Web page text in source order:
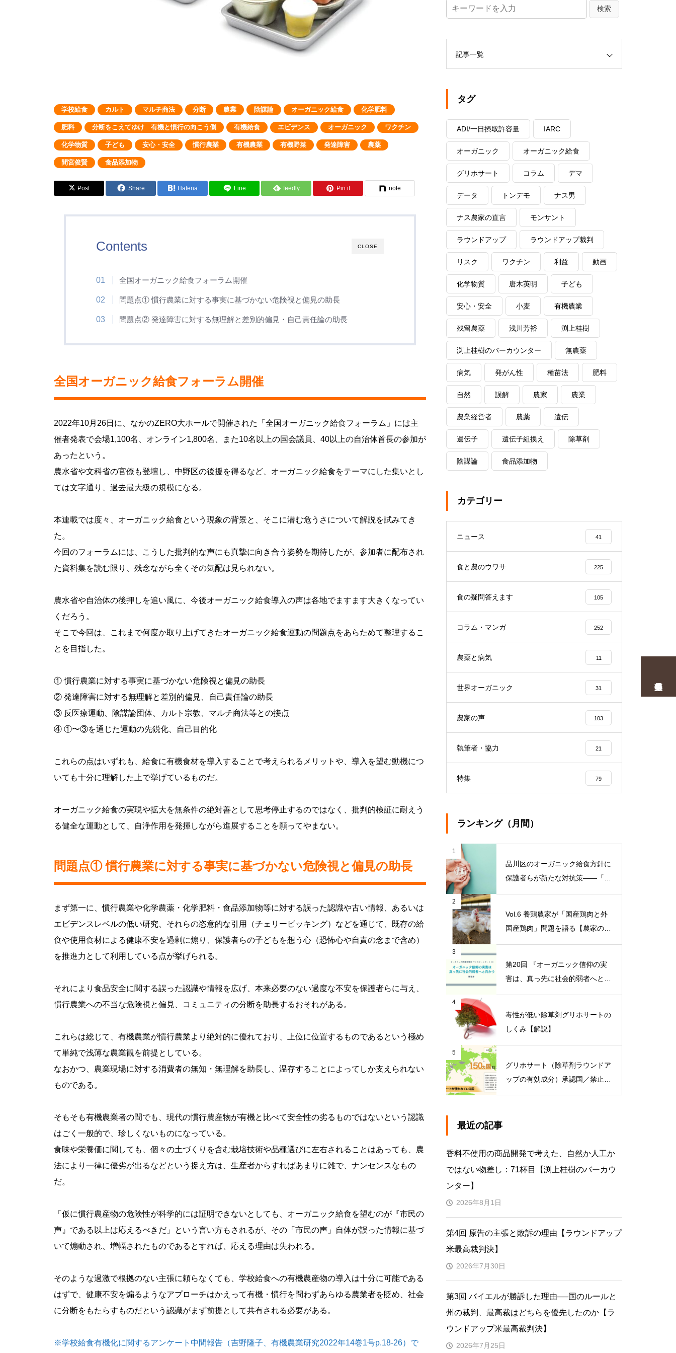
学校給食 カルト マルチ商法 分断 農業 陰謀論 オーガニック給食 化学肥料
肥料 分断をこえてゆけ 有機と慣行の向こう側 有機給食 エビデンス オーガニック ワクチン
化学物質 子ども 安心・安全 慣行農業 有機農業 有機野菜 発達障害 農薬
間宮俊賢 食品添加物
Post Share Hatena Line feedly Pin it note
CLOSE
Contents
全国オーガニック給食フォーラム開催
問題点① 慣行農業に対する事実に基づかない危険視と偏見の助長
問題点② 発達障害に対する無理解と差別的偏見・自己責任論の助長
全国オーガニック給食フォーラム開催
2022年10月26日に、なかのZERO大ホールで開催された「全国オーガニック給食フォーラム」には主
催者発表で会場1,100名、オンライン1,800名、また10名以上の国会議員、40以上の自治体首長の参加が
あったという。
農水省や文科省の官僚も登壇し、中野区の後援を得るなど、オーガニック給食をテーマにした集いとし
ては文字通り、過去最大級の規模になる。
本連載では度々、オーガニック給食という現象の背景と、そこに潜む危うさについて解説を試みてき
た。
今回のフォーラムには、こうした批判的な声にも真摯に向き合う姿勢を期待したが、参加者に配布され
た資料集を読む限り、残念ながら全くその気配は見られない。
農水省や自治体の後押しを追い風に、今後オーガニック給食導入の声は各地でますます大きくなってい
くだろう。
そこで今回は、これまで何度か取り上げてきたオーガニック給食運動の問題点をあらためて整理するこ
とを目指した。
① 慣行農業に対する事実に基づかない危険視と偏見の助長
② 発達障害に対する無理解と差別的偏見、自己責任論の助長
③ 反医療運動、陰謀論団体、カルト宗教、マルチ商法等との接点
④ ①〜③を通じた運動の先鋭化、自己目的化
これらの点はいずれも、給食に有機食材を導入することで考えられるメリットや、導入を望む動機につ
いても十分に理解した上で挙げているものだ。
オーガニック給食の実現や拡大を無条件の絶対善として思考停止するのではなく、批判的検証に耐えう
る健全な運動として、自浄作用を発揮しながら進展することを願ってやまない。
問題点① 慣行農業に対する事実に基づかない危険視と偏見の助長
まず第一に、慣行農業や化学農薬・化学肥料・食品添加物等に対する誤った認識や古い情報、あるいは
エビデンスレベルの低い研究、それらの恣意的な引用（チェリーピッキング）などを通じて、既存の給
食や使用食材による健康不安を過剰に煽り、保護者らの子どもを想う心（恐怖心や自責の念まで含め）
を推進力として利用している点が挙げられる。
それにより食品安全に関する誤った認識や情報を広げ、本来必要のない過度な不安を保護者らに与え、
慣行農業への不当な危険視と偏見、コミュニティの分断を助長するおそれがある。
これらは総じて、有機農業が慣行農業より絶対的に優れており、上位に位置するものであるという極め
て単純で浅薄な農業観を前提としている。
なおかつ、農業現場に対する消費者の無知・無理解を助長し、温存することによってしか支えられない
ものである。
そもそも有機農業者の間でも、現代の慣行農産物が有機と比べて安全性の劣るものではないという認識
はごく一般的で、珍しくないものになっている。
食味や栄養価に関しても、個々の土づくりを含む栽培技術や品種選びに左右されることはあっても、農
法により一律に優劣が出るなどという捉え方は、生産者からすればあまりに雑で、ナンセンスなもの
だ。
「仮に慣行農産物の危険性が科学的には証明できないとしても、オーガニック給食を望むのが『市民の
声』である以上は応えるべきだ」という言い方もされるが、その「市民の声」自体が誤った情報に基づ
いて煽動され、増幅されたものであるとすれば、応える理由は失われる。
そのような過激で根拠のない主張に頼らなくても、学校給食への有機農産物の導入は十分に可能である
はずで、健康不安を煽るようなアプローチはかえって有機・慣行を問わずあらゆる農業者を貶め、社会
に分断をもたらすものだという認識がまず前提として共有される必要がある。
※学校給食有機化に関するアンケート中間報告（吉野隆子、有機農業研究2022年14巻1号p.18-26）で
記事一覧
タグ
ADI/一日摂取許容量 IARC
オーガニック オーガニック給食
グリホサート コラム デマ
データ トンデモ ナス男
ナス農家の直言 モンサント
ラウンドアップ ラウンドアップ裁判
リスク ワクチン 利益 動画
化学物質 唐木英明 子ども
安心・安全 小麦 有機農業
残留農薬 浅川芳裕 渕上桂樹
渕上桂樹のバーカウンター 無農薬
病気 発がん性 種苗法 肥料
自然 誤解 農家 農業
農業経営者 農薬 遺伝
遺伝子 遺伝子組換え 除草剤
陰謀論 食品添加物
カテゴリー
ニュース 41
食と農のウワサ 225
食の疑問答えます 105
コラム・マンガ 252
農薬と病気 11
世界オーガニック 31
農家の声 103
執筆者・協力 21
特集 79
ランキング（月間）
1
品川区のオーガニック給食方針に
保護者らが新たな対抗策——「品
川区の給食を考える会」がオープ
2
Vol.6 養鶏農家が「国産鶏肉と外
国産鶏肉」問題を語る【農家の本
音 〇〇（問題）を語る】
3
第20回 『オーガニック信仰の実
害は、真っ先に社会的弱者へと向
かう』【オーガニック問題研究会
4
毒性が低い除草剤グリホサートの
しくみ【解説】
5
グリホサート（除草剤ラウンドア
ップの有効成分）承認国／禁止国
一覧
最近の記事
香料不使用の商品開発で考えた、自然か人工か
ではない物差し：71杯目【渕上桂樹のバーカウ
ンター】
2026年8月1日
第4回 原告の主張と敗訴の理由【ラウンドアップ
米最高裁判決】
2026年7月30日
第3回 バイエルが勝訴した理由──国のルールと
州の裁判、最高裁はどちらを優先したのか【ラ
ウンドアップ米最高裁判決】
2026年7月25日